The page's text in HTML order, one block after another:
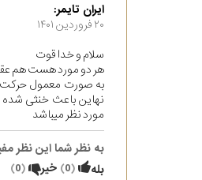
ایران تایمر:
۲۰ فروردین ۱۴۰۱
سلام و خدا قوت
هر دو مورد هست هم
به صورت معمول حرکت
نهاین باعث خنثی شده
مورد نظر میباشد
به نظر شما این نظر
بله
(
0
) خیر (
0
)